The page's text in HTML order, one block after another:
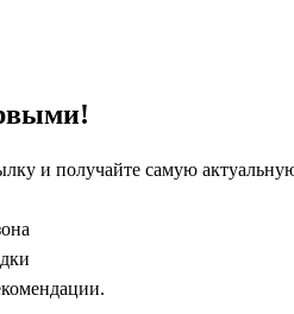
и получайте самую